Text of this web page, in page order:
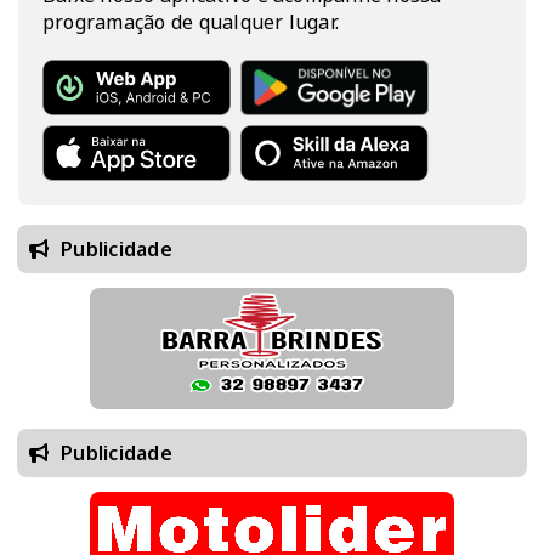
programação de qualquer lugar.
Publicidade
Publicidade